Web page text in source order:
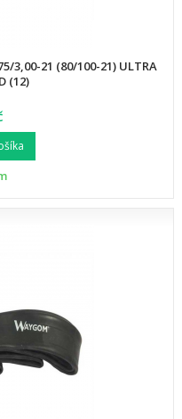
3,00-21 (80/100-21) ULTRA
(12)